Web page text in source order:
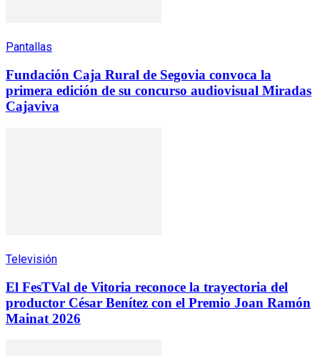
Pantallas
Fundación Caja Rural de Segovia convoca la
primera edición de su concurso audiovisual Miradas
Cajaviva
Televisión
El FesTVal de Vitoria reconoce la trayectoria del
productor César Benítez con el Premio Joan Ramón
Mainat 2026